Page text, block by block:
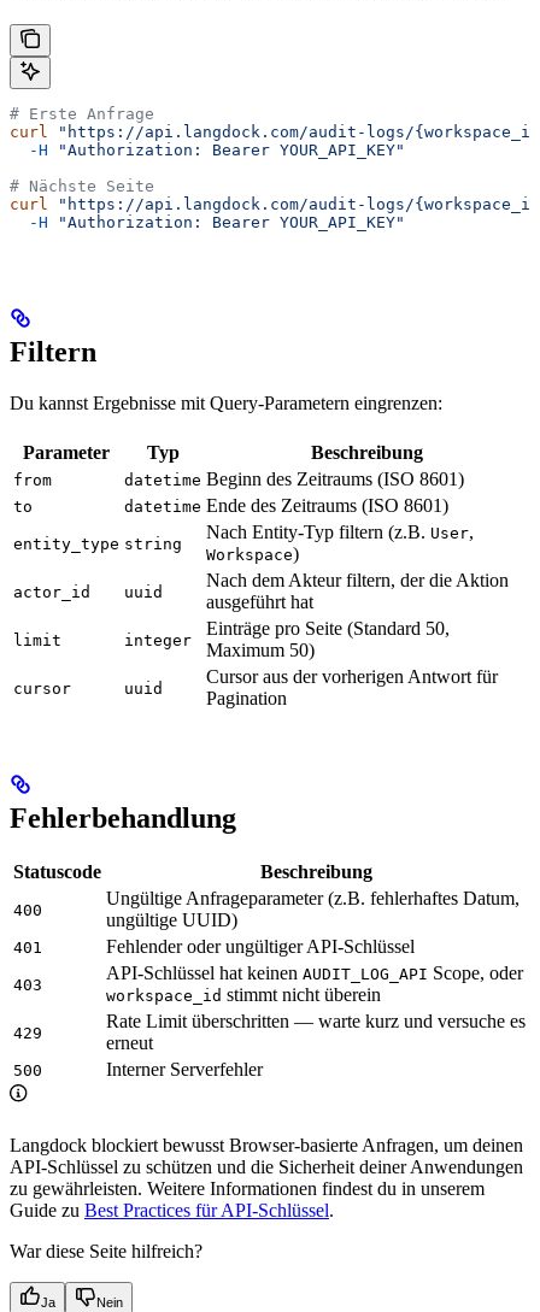
# Erste Anfrage
curl
"https://api.langdock.com/audit-logs/
  -H
"Authorization: Bearer YOUR_API_KEY"
# Nächste Seite
curl
"https://api.langdock.com/audit-logs/
  -H
"Authorization: Bearer YOUR_API_KEY"
Filtern
Du kannst Ergebnisse mit Query-Parametern eingrenzen:
Parameter Typ Beschreibung
from datetime Beginn des Zeitraums (ISO 8601)
to datetime Ende des Zeitraums (ISO 8601)
entity_type string
Nach Entity-Typ filtern (z.B. User,
Workspace)
actor_id uuid
Nach dem Akteur filtern, der die Aktion
ausgeführt hat
limit integer
Einträge pro Seite (Standard 50,
Maximum 50)
cursor uuid
Cursor aus der vorherigen Antwort für
Pagination
Fehlerbehandlung
Statuscode Beschreibung
400
Ungültige Anfrageparameter (z.B. fehlerhaftes Datum,
ungültige UUID)
401 Fehlender oder ungültiger API-Schlüssel
403
API-Schlüssel hat keinen AUDIT_LOG_API Scope, oder
workspace_id stimmt nicht überein
429
Rate Limit überschritten — warte kurz und versuche es
erneut
500 Interner Serverfehler
Langdock blockiert bewusst Browser-basierte Anfragen, um deinen
API-Schlüssel zu schützen und die Sicherheit deiner Anwendungen
zu gewährleisten. Weitere Informationen findest du in unserem
Guide zu Best Practices für API-Schlüssel.
War diese Seite hilfreich?
Ja Nein